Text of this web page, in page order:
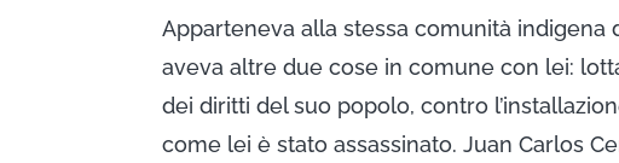
Apparteneva alla stessa comunità indigena
aveva altre due cose in comune con lei:
dei diritti del suo popolo, contro
come lei è stato assassinato. Juan Carlos